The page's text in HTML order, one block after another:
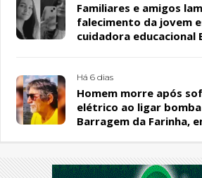
Familiares e amigos
falecimento da jovem
cuidadora educacional
Há 6 dias
Homem morre após
elétrico ao ligar
Barragem da Farinha,